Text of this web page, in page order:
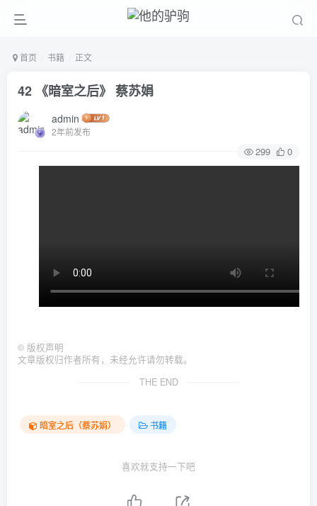
首页 书籍 正文
42 《暗室之后》 蔡苏娟
admin
2年前发布
299 0
© 版权声明
文章版权归作者所有，未经允许请勿转载。
THE END
暗室之后（蔡苏娟） 书籍
喜欢就支持一下吧